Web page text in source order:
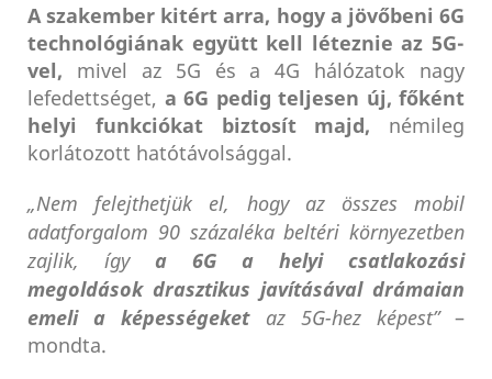
A szakember kitért arra, hogy a jövőbeni 6G
technológiának együtt kell léteznie az 5G-
vel, mivel az 5G és a 4G hálózatok nagy
lefedettséget, a 6G pedig teljesen új, főként
helyi funkciókat biztosít majd, némileg
korlátozott hatótávolsággal.
„Nem felejthetjük el, hogy az összes mobil
adatforgalom 90 százaléka beltéri környezetben
zajlik, így a 6G a helyi csatlakozási
megoldások drasztikus javításával drámaian
emeli a képességeketaz 5G-hez képest”–
mondta.